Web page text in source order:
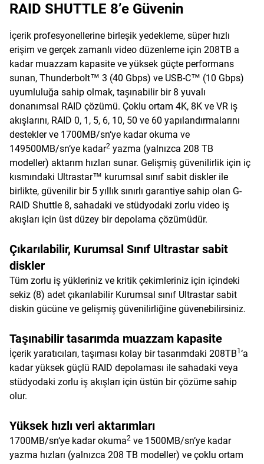
RAID SHUTTLE 8’e Güvenin
İçerik profesyonellerine birleşik yedekleme, süper hızlı
erişim ve gerçek zamanlı video düzenleme için 208TB a
kadar muazzam kapasite ve yüksek güçte performans
sunan, Thunderbolt™ 3 (40 Gbps) ve USB-C™ (10 Gbps)
uyumluluğa sahip olmak, taşınabilir bir 8 yuvalı
donanımsal RAID çözümü. Çoklu ortam 4K, 8K ve VR iş
akışlarını, RAID 0, 1, 5, 6, 10, 50 ve 60 yapılandırmalarını
destekler ve 1700MB/sn‘ye kadar okuma ve
149500MB/sn’ye kadar2 yazma (yalnızca 208 TB
modeller) aktarım hızları sunar. Gelişmiş güvenilirlik için iç
kısmındaki Ultrastar™ kurumsal sınıf sabit diskler ile
birlikte, güvenilir bir 5 yıllık sınırlı garantiye sahip olan G-
RAID Shuttle 8, sahadaki ve stüdyodaki zorlu video iş
akışları için üst düzey bir depolama çözümüdür.
Çıkarılabilir, Kurumsal Sınıf Ultrastar sabit
diskler
Tüm zorlu iş yükleriniz ve kritik çekimleriniz için içindeki
sekiz (8) adet çıkarılabilir Kurumsal sınıf Ultrastar sabit
diskin gücüne ve gelişmiş güvenilirliğine güvenebilirsiniz.
Taşınabilir tasarımda muazzam kapasite
İçerik yaratıcıları, taşıması kolay bir tasarımdaki 208TB1 ‘a
kadar yüksek güçlü RAID depolaması ile sahadaki veya
stüdyodaki zorlu iş akışları için üstün bir çözüme sahip
olur.
Yüksek hızlı veri aktarımları
1700MB/sn‘ye kadar okuma2 ve 1500MB/sn’ye kadar
yazma hızları (yalnızca 208 TB modeller) ve çoklu ortam